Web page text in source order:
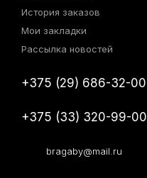
История заказов
Мои закладки
Рассылка новостей
+375 (29) 686-32-00
+375 (33) 320-99-00
bragaby@mail.ru